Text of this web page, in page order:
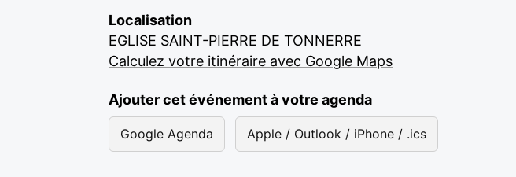
Localisation
EGLISE SAINT-PIERRE DE TONNERRE
Calculez votre itinéraire avec Google Maps
Ajouter cet événement à votre agenda
Google Agenda Apple / Outlook / iPhone / .ics